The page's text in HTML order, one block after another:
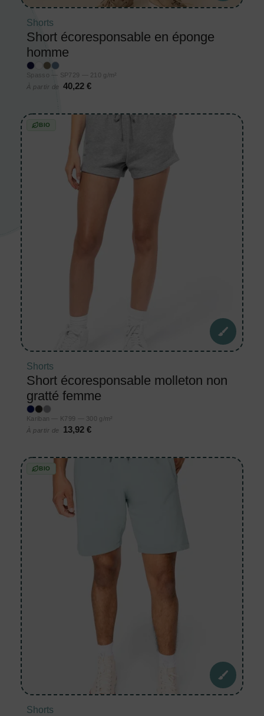
Shorts
Short écoresponsable en éponge
homme
Spasso — SP729 — 210 g/m²
À partir de
40,22 €
BIO
Shorts
Short écoresponsable molleton non
gratté femme
Kariban — K799 — 300 g/m²
À partir de
13,92 €
BIO
Shorts